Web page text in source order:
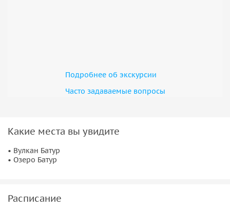
Подробнее об экскурсии
Часто задаваемые вопросы
Какие места вы увидите
• Вулкан Батур
• Озеро Батур
Расписание